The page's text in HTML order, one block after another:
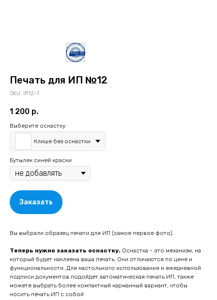
Печать для ИП №12
SKU: IP12-1
1 200 р.
Выберите оснастку
Клише без оснастки
Бутылек синей краски
Заказать
Вы выбрали образец печати для ИП (самое первое фото).
Теперь нужно заказать оснастку. Оснастка - это механизм, на
который будет наклеена ваша печать. Они отличаются по цене и
функциональности. Для настольного использования и ежедневной
подписи документов подойдет автоматическая печать ИП, также
можете выбрать более компактный карманный вариант, чтобы
носить печать ИП с собой